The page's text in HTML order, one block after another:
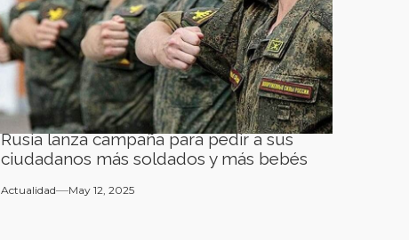
Rusia lanza campaña para pedir a sus
ciudadanos más soldados y más bebés
Actualidad May 12, 2025